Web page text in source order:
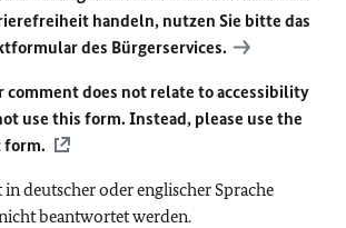
handeln, nutzen Sie bitte das
des Bürgerservices.
does not relate to accessibility
use this form. Instead, please use the
form.
deutscher oder englischer Sprache
beantwortet werden.